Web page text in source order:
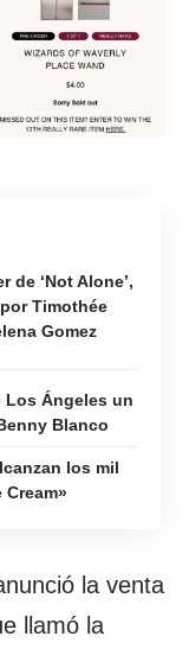
de ‘Not Alone’,
Timothée
Gomez
Los Ángeles un
Blanco
los mil
la venta
llamó la